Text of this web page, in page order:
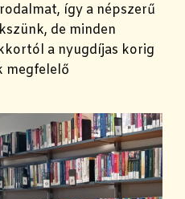
így a népszerű
de minden
a nyugdíjas korig
megfelelő